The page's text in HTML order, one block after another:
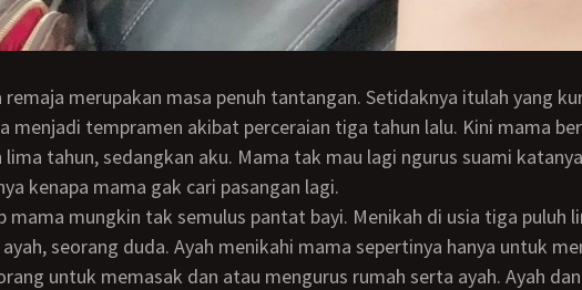
menjadi tempramen akibat perceraian tiga tahun lalu. Kini mama
lima tahun, sedangkan aku. Mama tak mau lagi ngurus suami
kenapa mama gak cari pasangan lagi.
seorang duda. Ayah menikahi mama sepertinya hanya untuk
untuk memasak dan atau mengurus rumah serta ayah. Ayah